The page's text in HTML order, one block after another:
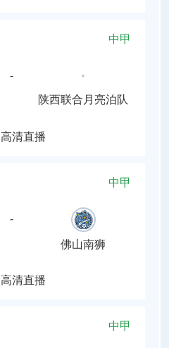
中甲
-
陕西联合月亮泊队
高清直播
中甲
-
佛山南狮
高清直播
中甲